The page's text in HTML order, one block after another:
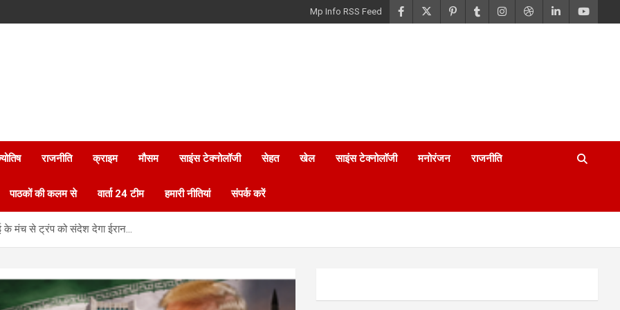
Mp Info RSS Feed
राजनीति क्राइम मौसम साइंस टेक्नोलॉजी सेहत खेल साइंस टेक्नोलॉजी मनोरंजन राजनीति
पाठकों की कलम से वार्ता 24 टीम हमारी नीतियां संपर्क करें
के मंच से ट्रंप को संदेश देगा ईरान…